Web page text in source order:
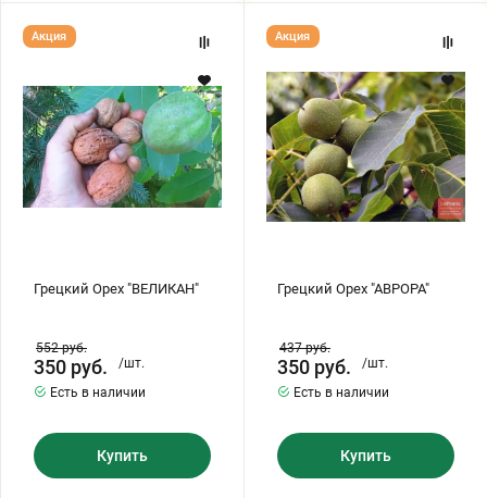
Грецкий
Орех
Грецкий Орех "ВЕЛИКАН"
Акция
552руб.
350 руб.
/шт.
Есть в наличии
Купить
Грецкий
Орех
Грецкий Орех "АВРОРА"
Акция
437руб.
350 руб.
/шт.
Есть в наличии
Купить